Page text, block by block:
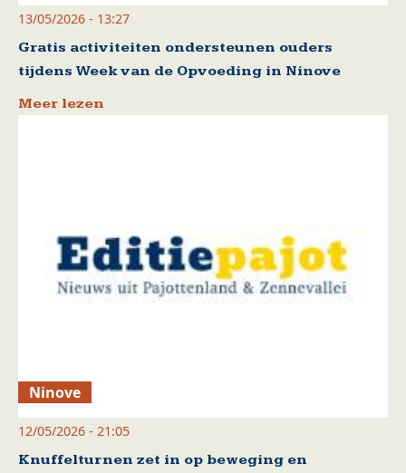
13/05/2026 - 13:27
Gratis activiteiten ondersteunen ouders
tijdens Week van de Opvoeding in Ninove
Meer lezen
Ninove
12/05/2026 - 21:05
Knuffelturnen zet in op beweging en